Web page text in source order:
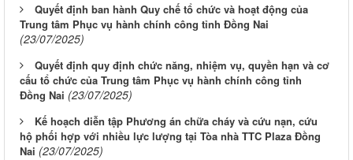
Quyết định ban hành Quy chế tổ chức và hoạt động của
Trung tâm Phục vụ hành chính công tỉnh Đồng Nai
(23/07/2025)
Quyết định quy định chức năng, nhiệm vụ, quyền hạn và cơ
cấu tổ chức của Trung tâm Phục vụ hành chính công tỉnh
Đồng Nai (23/07/2025)
Kế hoạch diễn tập Phương án chữa cháy và cứu nạn, cứu
hộ phối hợp với nhiều lực lượng tại Tòa nhà TTC Plaza Đồng
Nai (23/07/2025)